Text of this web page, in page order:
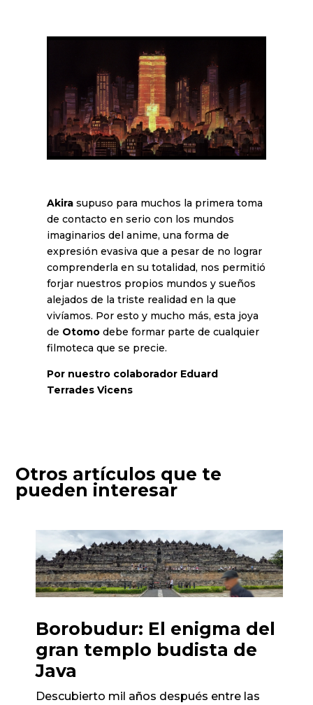
Akira supuso para muchos la primera toma
de contacto en serio con los mundos
imaginarios del anime, una forma de
expresión evasiva que a pesar de no lograr
comprenderla en su totalidad, nos permitió
forjar nuestros propios mundos y sueños
alejados de la triste realidad en la que
vivíamos. Por esto y mucho más, esta joya
de Otomo debe formar parte de cualquier
filmoteca que se precie.
Por nuestro colaborador Eduard
Terrades Vicens
Otros artículos que te
pueden interesar
Borobudur: El enigma del
gran templo budista de
Java
Descubierto mil años después entre las